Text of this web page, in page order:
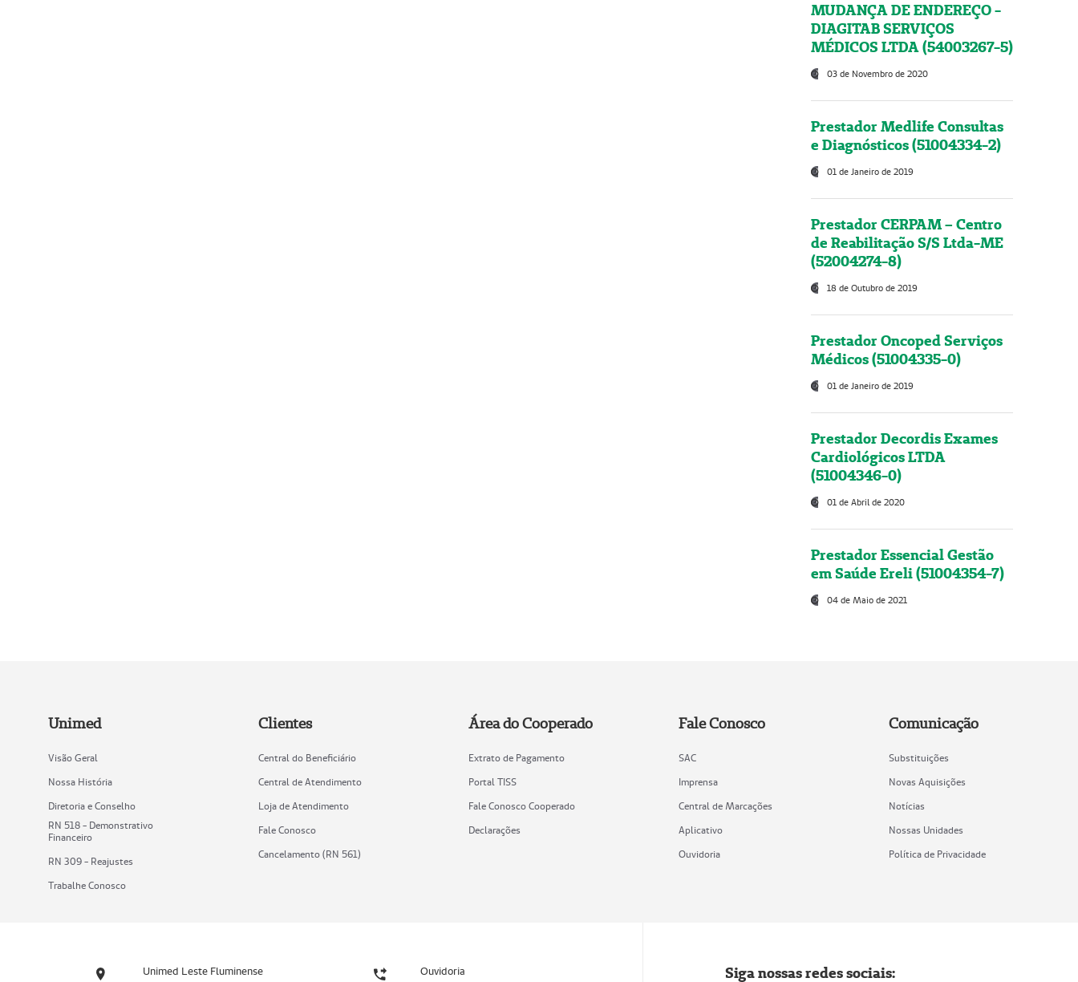
MUDANÇA DE ENDEREÇO -
DIAGITAB SERVIÇOS
MÉDICOS LTDA (54003267-5)
03 de Novembro de 2020
Prestador Medlife Consultas
e Diagnósticos (51004334-2)
01 de Janeiro de 2019
Prestador CERPAM – Centro
de Reabilitação S/S Ltda-ME
(52004274-8)
18 de Outubro de 2019
Prestador Oncoped Serviços
Médicos (51004335-0)
01 de Janeiro de 2019
Prestador Decordis Exames
Cardiológicos LTDA
(51004346-0)
01 de Abril de 2020
Prestador Essencial Gestão
em Saúde Ereli (51004354-7)
04 de Maio de 2021
Unimed
Visão Geral
Nossa História
Diretoria e Conselho
RN 518 - Demonstrativo
Financeiro
RN 309 - Reajustes
Trabalhe Conosco
Clientes
Central do Beneficiário
Central de Atendimento
Loja de Atendimento
Fale Conosco
Cancelamento (RN 561)
Área do Cooperado
Extrato de Pagamento
Portal TISS
Fale Conosco Cooperado
Declarações
Fale Conosco
SAC
Imprensa
Central de Marcações
Aplicativo
Ouvidoria
Comunicação
Substituições
Novas Aquisições
Notícias
Nossas Unidades
Política de Privacidade
Unimed Leste Fluminense Ouvidoria Siga nossas redes sociais: